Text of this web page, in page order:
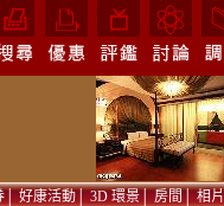
│好康活動│3D 環景│房間│相片